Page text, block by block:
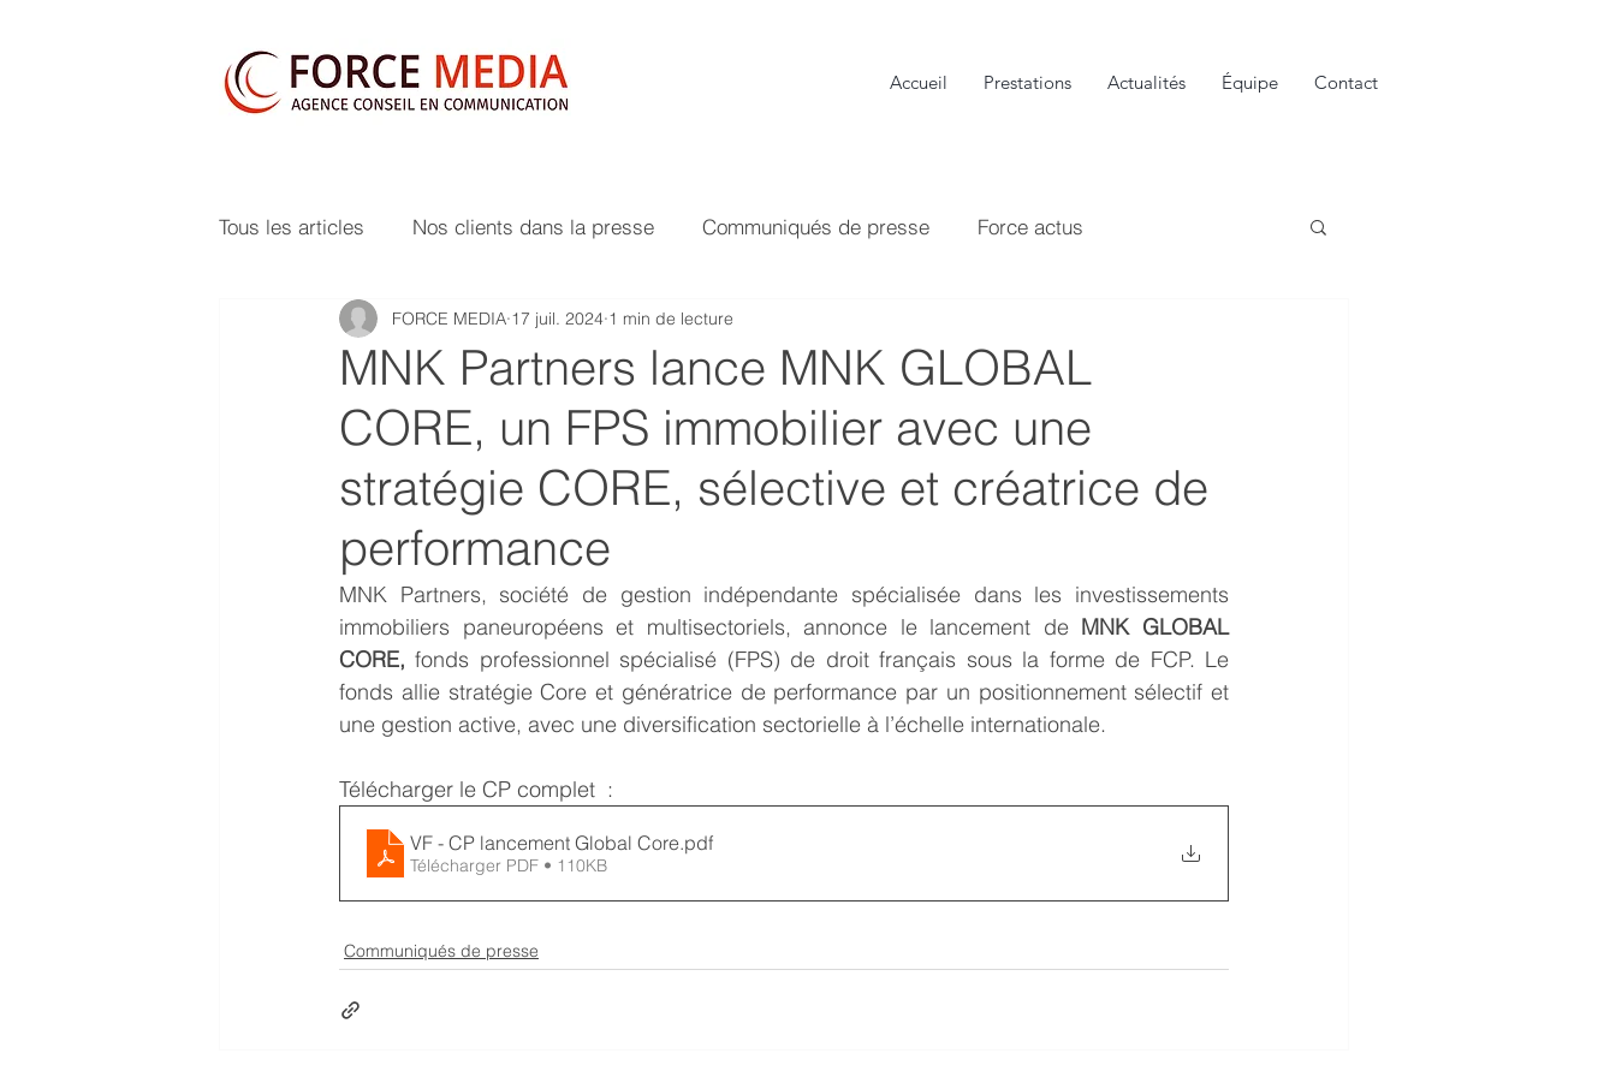
Accueil Prestations Actualités Équipe Contact
Tous les articles Nos clients dans la presse Communiqués de presse Force actus
MNK Partners lance MNK GLOBAL
CORE, un FPS immobilier avec une
stratégie CORE, sélective et créatrice de
performance
FORCE MEDIA 17 juil. 2024 1 min de lecture
MNK Partners, société de gestion indépendante spécialisée dans les investissements
immobiliers paneuropéens et multisectoriels, annonce le lancement de MNK GLOBAL
CORE, fonds professionnel spécialisé (FPS) de droit français sous la forme de FCP. Le
fonds allie stratégie Core et génératrice de performance par un positionnement sélectif et
une gestion active, avec une diversification sectorielle à l’échelle internationale.
Télécharger le CP complet  :
VF - CP lancement Global Core.pdf
Télécharger PDF • 110KB
Communiqués de presse